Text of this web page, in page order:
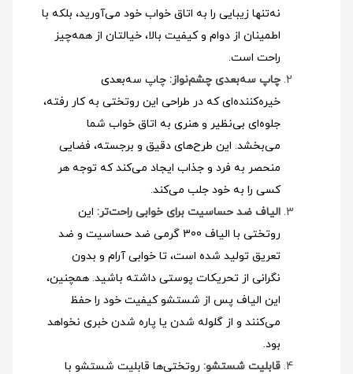
نه‌تنها زیبایی را به اتاق خواب خود می‌آورید، بلکه با
اطمینان از دوام و کیفیت بالا، خیالتان از همه‌چیز
راحت است.
چاپ سه‌بعدی چشم‌نواز: چاپ سه‌بعدی
خیره‌کننده‌ای که در طراحی این روتختی به کار رفته،
جلوه‌ای بی‌نظیر و هنری به اتاق خواب شما
می‌بخشد. این طرح‌های دقیق و برجسته، فضایی
منحصر به فرد و جذاب ایجاد می‌کند که توجه هر
کسی را به خود جلب می‌کند.
الیاف ضد حساسیت برای خوابی راحت‌تر: این
روتختی با الیاف 300 گرمی ضد حساسیت و ضد
تعریق تولید شده است، تا خوابی آرام و بدون
نگرانی از تحریکات پوستی داشته باشید. همچنین،
این الیاف پس از شستشو کیفیت خود را حفظ
می‌کنند و از گلوله شدن یا پاره شدن خبری نخواهد
بود.
قابلیت شستشو: روتختی‌ها قابلیت شستشو با